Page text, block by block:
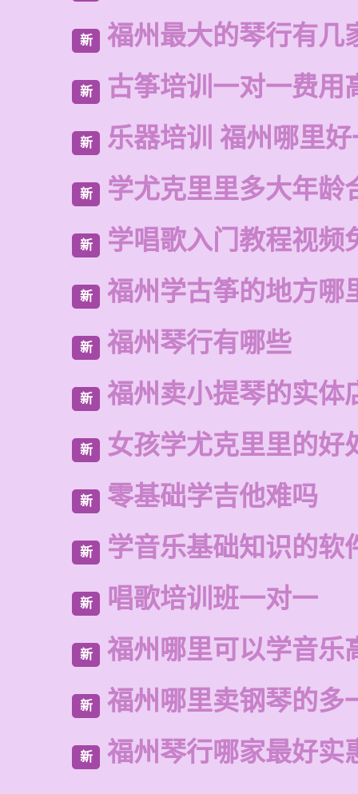
新 福州最大的琴行有几
新 古筝培训一对一费用
新 乐器培训 福州哪里
新 学尤克里里多大年龄
新 学唱歌入门教程视频
新 福州学古筝的地方哪
新 福州琴行有哪些
新 福州卖小提琴的实体
新 女孩学尤克里里的好
新 零基础学吉他难吗
新 学音乐基础知识的软
新 唱歌培训班一对一
新 福州哪里可以学音乐
新 福州哪里卖钢琴的多
新 福州琴行哪家最好实